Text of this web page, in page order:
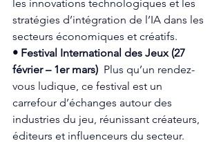
les innovations technologiques et les
stratégies d’intégration de l’IA dans les
secteurs économiques et créatifs.
• Festival International des Jeux (27
février – 1er mars) Plus qu’un rendez-
vous ludique, ce festival est un
carrefour d’échanges autour des
industries du jeu, réunissant créateurs,
éditeurs et influenceurs du secteur.